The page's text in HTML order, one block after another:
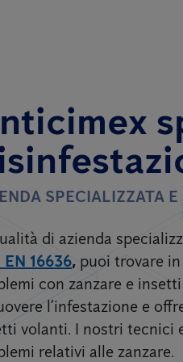
SPECIALIZZATA
di azienda
EN 16636, puoi trovare
con zanzare e
l’infestazione e
volanti. I nostri tecnici
relativi alle zanzare.